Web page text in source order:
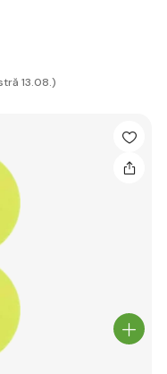
13.08.)